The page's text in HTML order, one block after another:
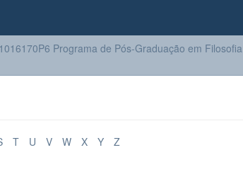
Programa de Pós-Graduação em Filosofia
T U V W X Y Z